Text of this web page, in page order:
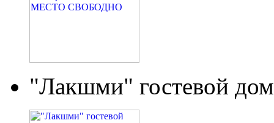
"Лакшми" гостевой